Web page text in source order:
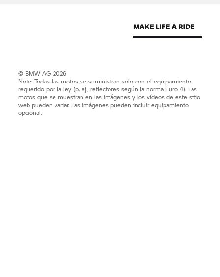
© BMW AG 2026
Note: Todas las motos se suministran solo con el equipamiento
requerido por la ley (p. ej., reflectores según la norma Euro 4). Las
motos que se muestran en las imágenes y los vídeos de este sitio
web pueden variar. Las imágenes pueden incluir equipamiento
opcional.